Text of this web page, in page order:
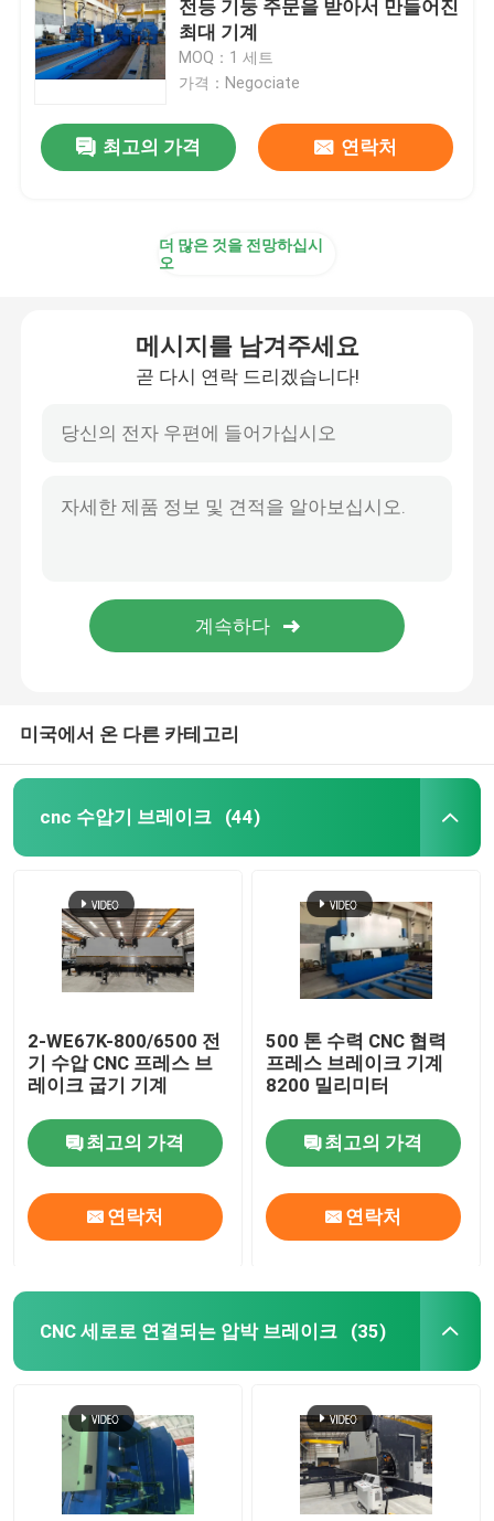
기계를 형성하는 난간 목록
유압 깎는 기계
레이저 커팅 머신
절단기 CNC 플라즈마
뜨거운 복각 직류 전기를 통하기 장비
전등 기둥 주문을 받아서 만들어진
최대 기계
MOQ：1 세트
가격：Negociate
최고의 가격 연락처
더 많은 것을 전망하십시
오
메시지를 남겨주세요
곧 다시 연락 드리겠습니다!
미국에서 온 다른 카테고리
cnc 수압기 브레이크 (44)
2-WE67K-800/6500 전
기 수압 CNC 프레스 브
레이크 굽기 기계
최고의 가격
연락처
500 톤 수력 CNC 협력
프레스 브레이크 기계
8200 밀리미터
최고의 가격
연락처
CNC 세로로 연결되는 압박 브레이크 (35)